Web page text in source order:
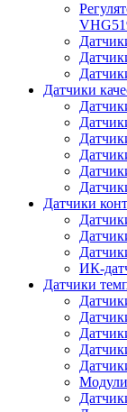
Датчики
Датчики
ИК-
Датчики